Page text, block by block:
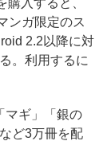
入すると、
ンガ限定のス
2.2以降に対
。利用するに
ギ」「銀の
ど3万冊を配